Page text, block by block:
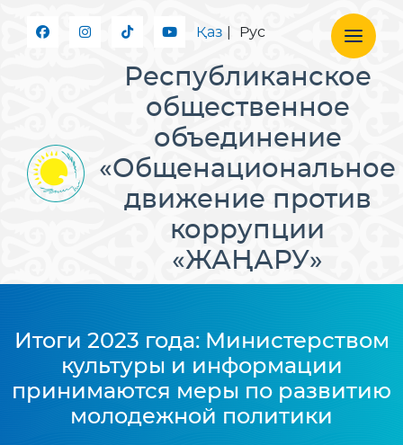
Қаз Рус
Республиканское
общественное
объединение
«Общенациональное
движение против
коррупции
«ЖАҢАРУ»
Итоги 2023 года: Министерством
культуры и информации
принимаются меры по развитию
молодежной политики